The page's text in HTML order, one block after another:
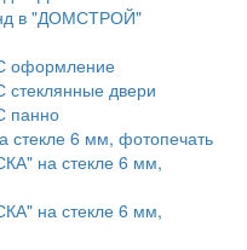
в "ДОМСТРОЙ"
оформление
стеклянные двери
панно
6 мм, фотопечать
на стекле 6 мм,
на стекле 6 мм,